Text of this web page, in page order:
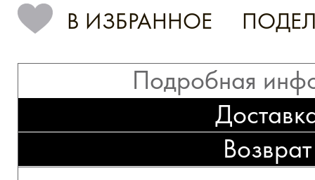
В ИЗБРАННОЕ
Подробная
Возврат